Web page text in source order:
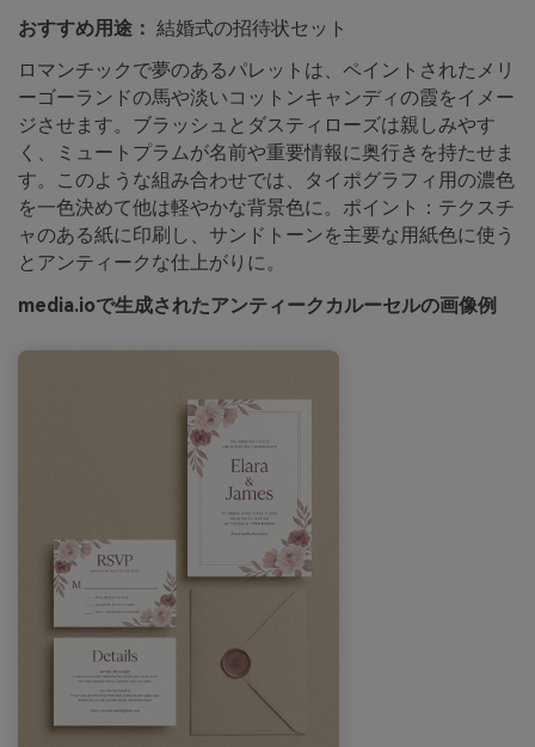
おすすめ用途： 結婚式の招待状セット
ロマンチックで夢のあるパレットは、ペイントされたメリ
ーゴーランドの馬や淡いコットンキャンディの霞をイメー
ジさせます。ブラッシュとダスティローズは親しみやす
く、ミュートプラムが名前や重要情報に奥行きを持たせま
す。このような組み合わせでは、タイポグラフィ用の濃色
を一色決めて他は軽やかな背景色に。ポイント：テクスチ
ャのある紙に印刷し、サンドトーンを主要な用紙色に使う
とアンティークな仕上がりに。
media.ioで生成されたアンティークカルーセルの画像例